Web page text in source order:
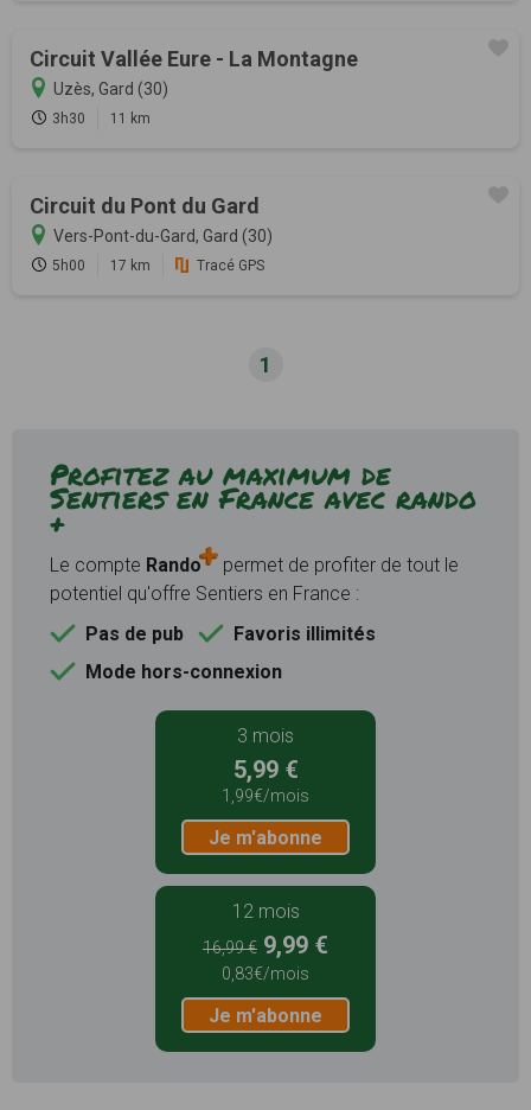
Circuit Vallée Eure - La Montagne
Uzès, Gard (30)
3h30 11 km
Circuit du Pont du Gard
Vers-Pont-du-Gard, Gard (30)
5h00 17 km Tracé GPS
1
Profitez au maximum de
Sentiers en France avec rando
+
Le compte Rando
permet de profiter de tout le
potentiel qu'offre Sentiers en France :
Pas de pub
Favoris illimités
Mode hors-connexion
3 mois
5,99 €
1,99€/mois
Je m'abonne
12 mois
16,99 € 9,99 €
0,83€/mois
Je m'abonne